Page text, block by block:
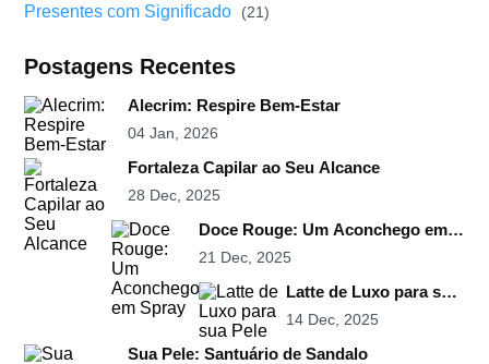
Presentes com Significado (21)
Postagens Recentes
Alecrim: Respire Bem-Estar
04 Jan, 2026
Fortaleza Capilar ao Seu Alcance
28 Dec, 2025
Doce Rouge: Um Aconchego em
Spray
21 Dec, 2025
Latte de Luxo para sua
Pele
14 Dec, 2025
Sua Pele: Santuário de Sandalo